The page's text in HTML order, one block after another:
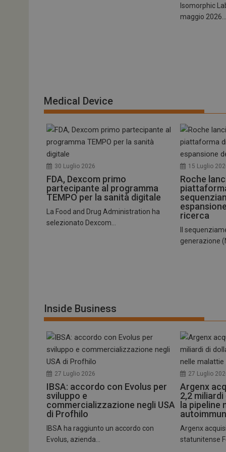
Isomorphic
maggio 2026...
Medical Device
30 Luglio 2026
FDA, Dexcom primo
partecipante al programma
TEMPO per la sanità digitale
La Food and Drug Administration ha
selezionato Dexcom...
15 Luglio
Roche
ricerca
Il
generazione
Inside Business
27 Luglio 2026
IBSA: accordo con Evolus per
sviluppo e
commercializzazione negli USA
di Profhilo
IBSA ha raggiunto un accordo con
Evolus, azienda...
27 Luglio
Argenx
2,2
la pipeline
Argenx
statunitense
tracking-sites-
ironfish-session-id
ARRAffinity
_ga_Z2VT792F98
tracking-sites-
ironfish-tracking-
enable
NOME
__Secure-
tracking-sites-
tracking-named-
__Secure-YNID